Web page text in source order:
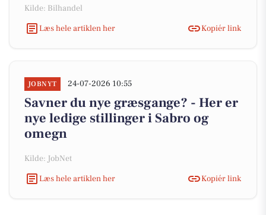
Kilde: Bilhandel
Læs hele artiklen her
Kopiér link
JOBNYT 24-07-2026 10:55
Savner du nye græsgange? - Her er
nye ledige stillinger i Sabro og
omegn
Kilde: JobNet
Læs hele artiklen her
Kopiér link